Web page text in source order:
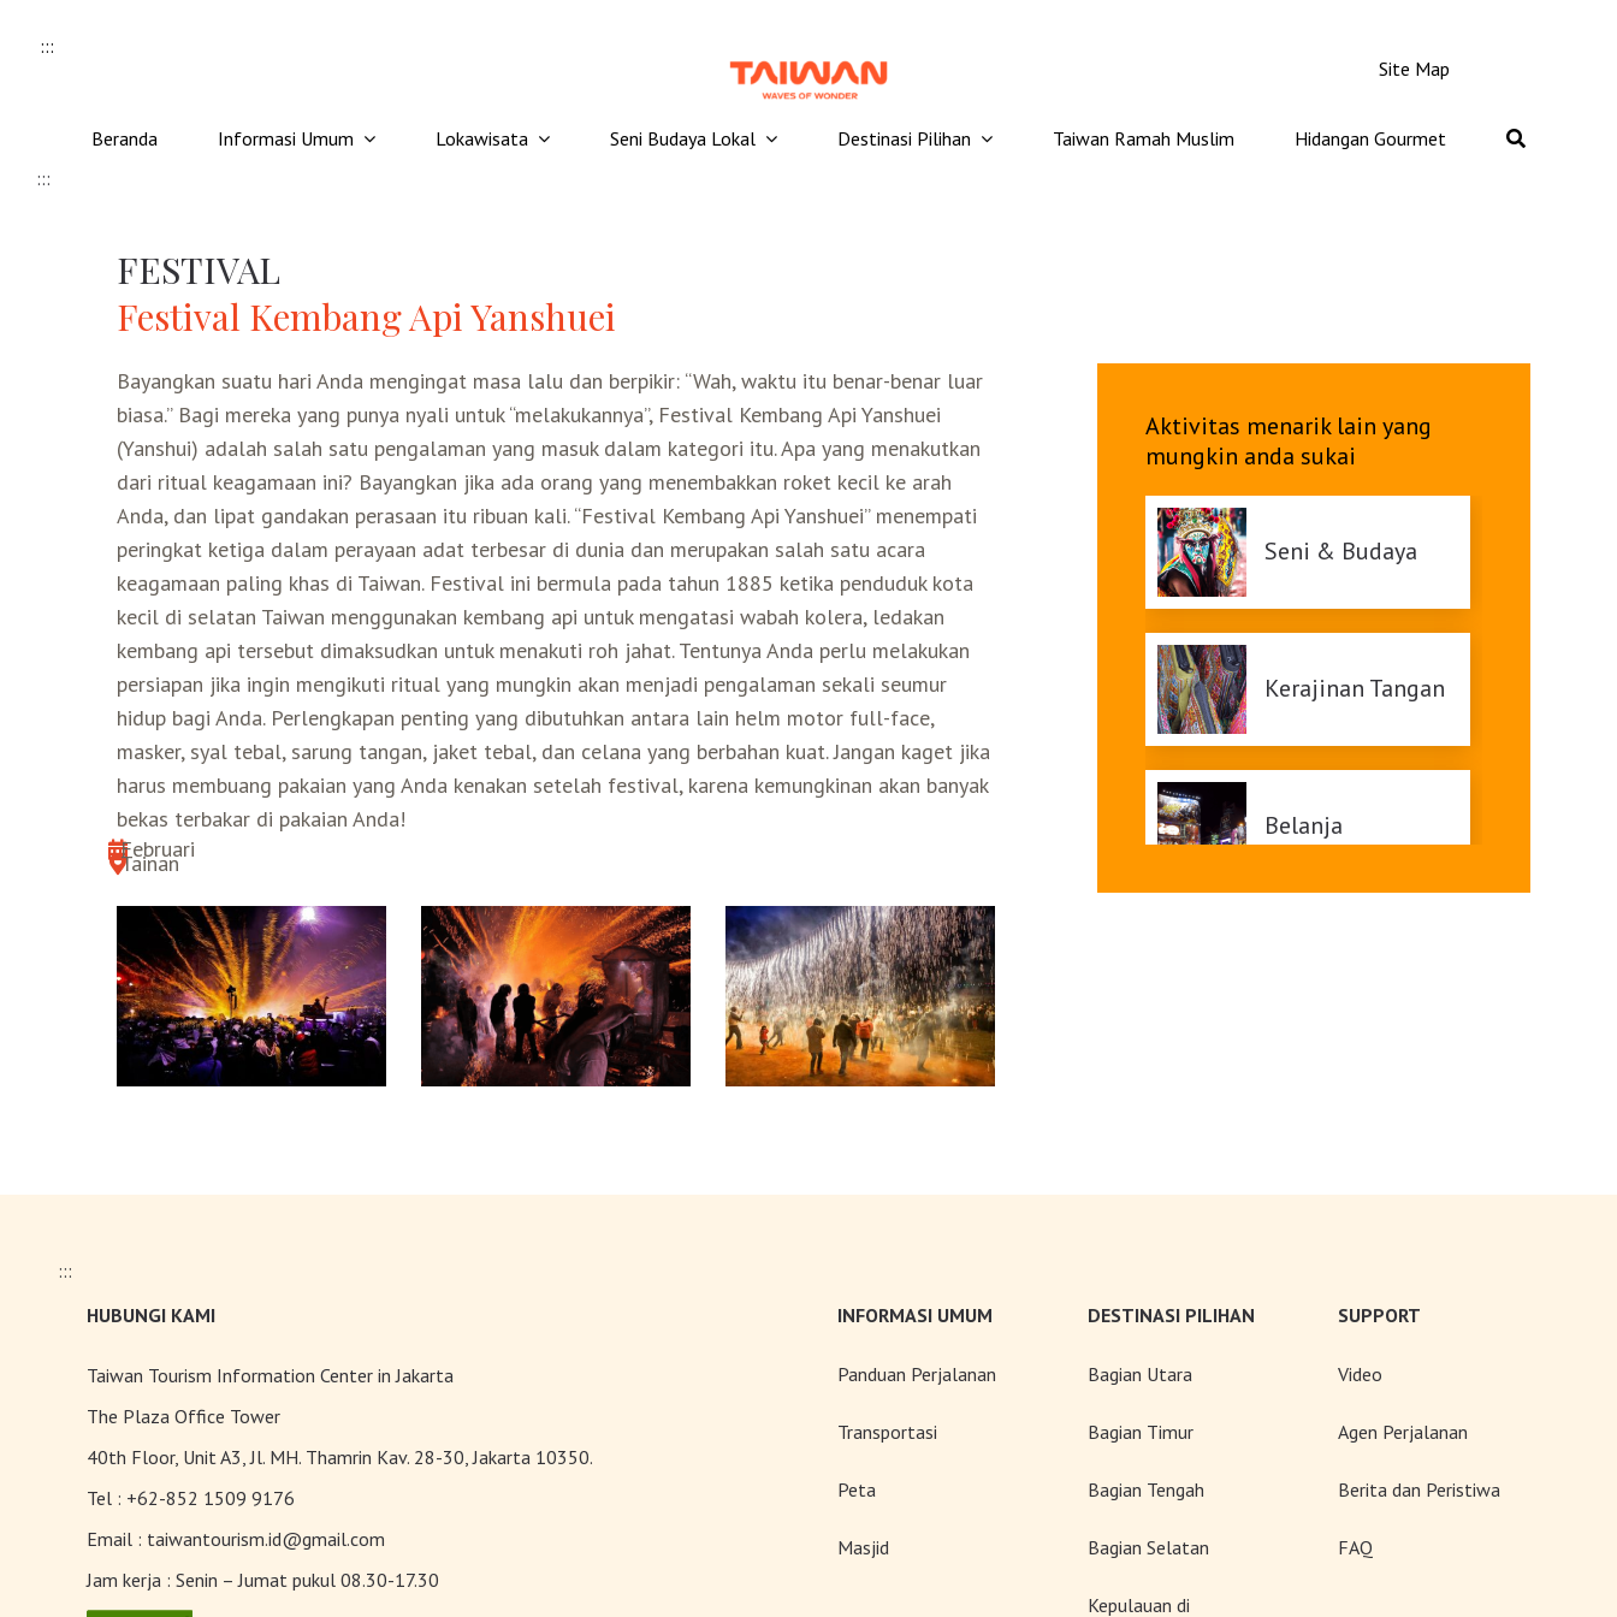
:::
Site Map
Beranda Informasi Umum Lokawisata Seni Budaya Lokal Destinasi Pilihan Taiwan Ramah Muslim
Hidangan Gourmet
:::
FESTIVAL
Festival Kembang Api Yanshuei
Bayangkan suatu hari Anda mengingat masa lalu dan berpikir: “Wah, waktu itu benar-benar luar
biasa.” Bagi mereka yang punya nyali untuk “melakukannya”, Festival Kembang Api Yanshuei
(Yanshui) adalah salah satu pengalaman yang masuk dalam kategori itu. Apa yang menakutkan
dari ritual keagamaan ini? Bayangkan jika ada orang yang menembakkan roket kecil ke arah
Anda, dan lipat gandakan perasaan itu ribuan kali. “Festival Kembang Api Yanshuei” menempati
peringkat ketiga dalam perayaan adat terbesar di dunia dan merupakan salah satu acara
keagamaan paling khas di Taiwan. Festival ini bermula pada tahun 1885 ketika penduduk kota
kecil di selatan Taiwan menggunakan kembang api untuk mengatasi wabah kolera, ledakan
kembang api tersebut dimaksudkan untuk menakuti roh jahat. Tentunya Anda perlu melakukan
persiapan jika ingin mengikuti ritual yang mungkin akan menjadi pengalaman sekali seumur
hidup bagi Anda. Perlengkapan penting yang dibutuhkan antara lain helm motor full-face,
masker, syal tebal, sarung tangan, jaket tebal, dan celana yang berbahan kuat. Jangan kaget jika
harus membuang pakaian yang Anda kenakan setelah festival, karena kemungkinan akan banyak
bekas terbakar di pakaian Anda!
Februari
Tainan
Aktivitas menarik lain yang
mungkin anda sukai
Seni & Budaya
Kerajinan Tangan
Belanja
:::
HUBUNGI KAMI
Taiwan Tourism Information Center in Jakarta
The Plaza Office Tower
40th Floor, Unit A3, Jl. MH. Thamrin Kav. 28-30, Jakarta 10350.
Tel : +62-852 1509 9176
Email : taiwantourism.id@gmail.com
Jam kerja : Senin – Jumat pukul 08.30-17.30
INFORMASI UMUM
Panduan Perjalanan
Transportasi
Peta
Masjid
DESTINASI PILIHAN
Bagian Utara
Bagian Timur
Bagian Tengah
Bagian Selatan
Kepulauan di
SUPPORT
Video
Agen Perjalanan
Berita dan Peristiwa
FAQ